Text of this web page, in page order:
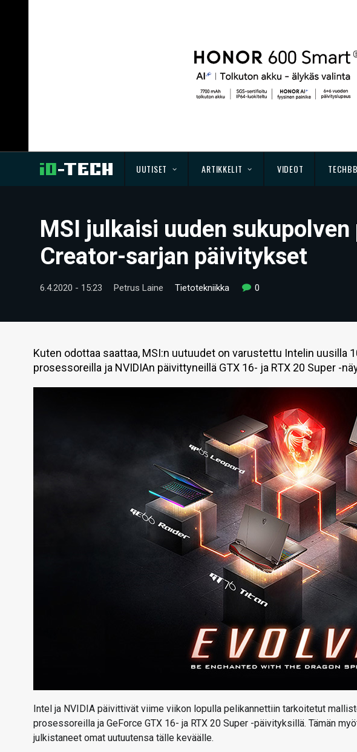
UUTISET ARTIKKELIT VIDEOT
MSI julkaisi uuden
Creator-sarjan päivitykset
6.4.2020 - 15:23 Petrus Laine Tietotekniikka 0
Kuten odottaa saattaa, MSI:n uutuudet on varustettu Intelin uusilla
prosessoreilla ja NVIDIAn päivittyneillä GTX 16- ja RTX 20 Super -
Intel ja NVIDIA päivittivät viime viikon lopulla pelikannettiin tarkoitetut
prosessoreilla ja GeForce GTX 16- ja RTX 20 Super -päivityksillä. Tämän
julkistaneet omat uutuutensa tälle keväälle.